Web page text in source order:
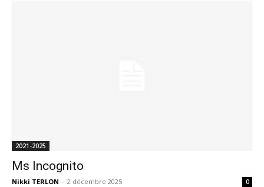
2021-2025
Ms Incognito
Nikki TERLON - 2 décembre 2025 0